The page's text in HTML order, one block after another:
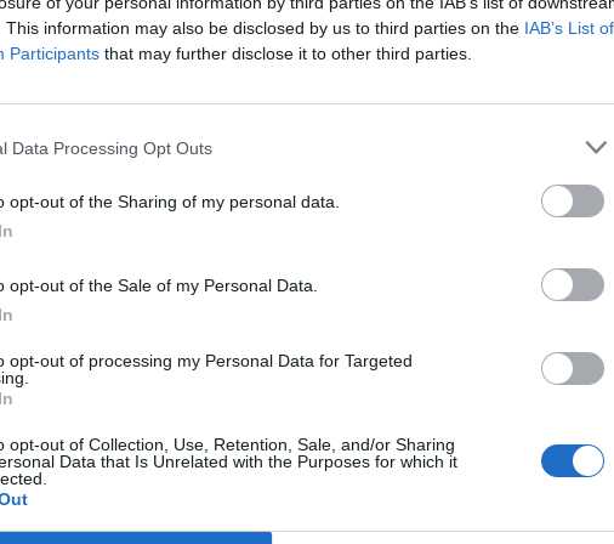
This information may also be disclosed by us to third parties on the IAB’s List of
Participants that may further disclose it to other third parties.
Data Processing Opt Outs
opt-out of the Sharing of my personal data.
opt-out of the Sale of my Personal Data.
opt-out of processing my Personal Data for Targeted
opt-out of Collection, Use, Retention, Sale, and/or Sharing
Data that Is Unrelated with the Purposes for which it
összesen 1,3 millió euró névértékű kötvényt visszavásárolt, a
kötvénykibocsátásból eredő kötelezettsége megszűnt.A jelen
vagy befektetési ajánlásnak....
portfolio.hu hírarchívumához tartozik, melynek olvasása előfizetéses
cikkarchívum
elmúlt 2 év napon belüli
Előfizetés